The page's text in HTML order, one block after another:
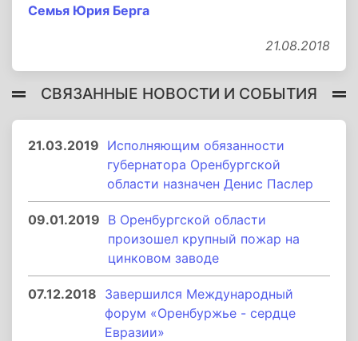
Семья Юрия Берга
21.08.2018
СВЯЗАННЫЕ НОВОСТИ И СОБЫТИЯ
21.03.2019 Исполняющим обязанности
губернатора Оренбургской
области назначен Денис Паслер
09.01.2019 В Оренбургской области
произошел крупный пожар на
цинковом заводе
07.12.2018 Завершился Международный
форум «Оренбуржье - сердце
Евразии»